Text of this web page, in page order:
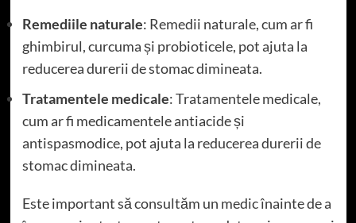
Remediile naturale: Remedii naturale, cum ar fi
ghimbirul, curcuma și probioticele, pot ajuta la
reducerea durerii de stomac dimineata.
Tratamentele medicale: Tratamentele medicale,
cum ar fi medicamentele antiacide și
antispasmodice, pot ajuta la reducerea durerii de
stomac dimineata.
Este important să consultăm un medic înainte de a